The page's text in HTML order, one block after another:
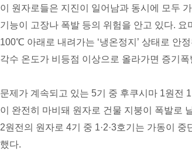
이 원자로들은 지진이 일어남과 동시에 모두
기능이 고장나 폭발 등의 위험을 안고 있다. 요
100℃ 아래로 내려가는 ‘냉온정지’ 상태로 안
각수 온도가 비등점 이상으로 올라가면 증기
문제가 계속되고 있는 5기 중 후쿠시마 1원전
이 완전히 마비돼 원자로 건물 지붕이 폭발로
2원전의 원자로 4기 중 1·2·3호기는 가동이
했다.